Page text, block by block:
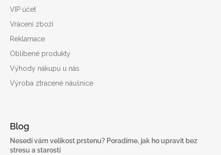
VIP účet
Vrácení zboží
Reklamace
Oblíbené produkty
Výhody nákupu u nás
Výroba ztracené náušnice
Blog
Nesedí vám velikost prstenu? Poradíme, jak ho upravit bez
stresu a starostí